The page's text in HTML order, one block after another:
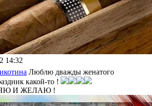
14:32
Люблю дважды женатого
какой-то !
И ЖЕЛАЮ !